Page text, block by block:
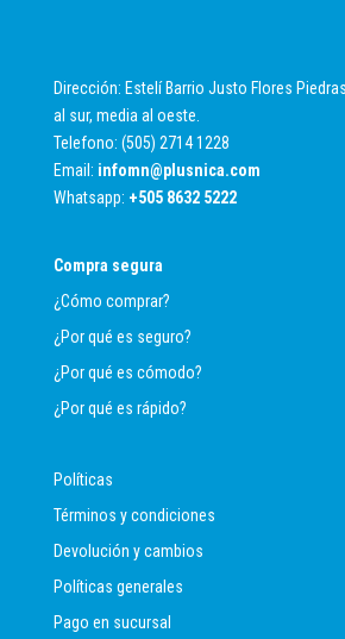
Dirección: Estelí Barrio Justo Flores
al sur, media al oeste.
Telefono: (505) 2714 1228
Email: infomn@plusnica.com
Whatsapp: +505 8632 5222
Compra segura
¿Cómo comprar?
¿Por qué es seguro?
¿Por qué es cómodo?
¿Por qué es rápido?
Políticas
Términos y condiciones
Devolución y cambios
Políticas generales
Pago en sucursal